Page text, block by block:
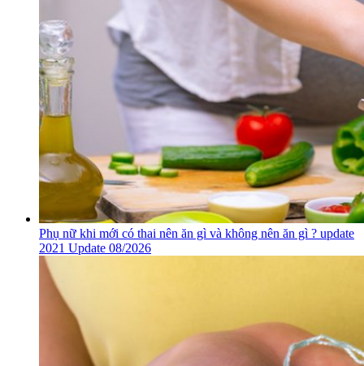
Phụ nữ khi mới có thai nên ăn gì và không nên ăn gì ? update
2021 Update 08/2026